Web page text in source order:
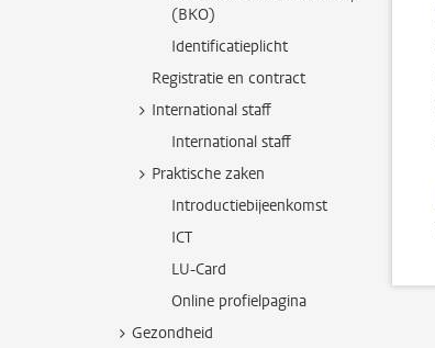
(BKO)
Identificatieplicht
Registratie en contract
International staff
International staff
Praktische zaken
Introductiebijeenkomst
ICT
LU-Card
Online profielpagina
Gezondheid